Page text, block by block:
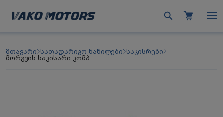
მთავარი სათადარიგო ნაწილები საკისრები
მორგვის საკისარი კომპ.